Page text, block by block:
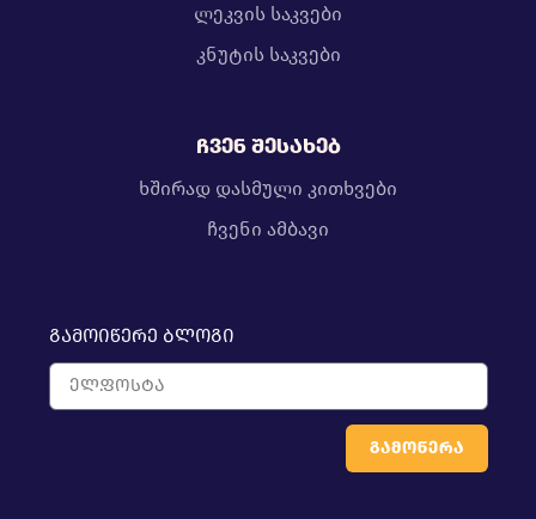
ლეკვის საკვები
კნუტის საკვები
ჩვენ შესახებ
ხშირად დასმული კითხვები
ჩვენი ამბავი
გამოიწერე ბლოგი
გამოწერა